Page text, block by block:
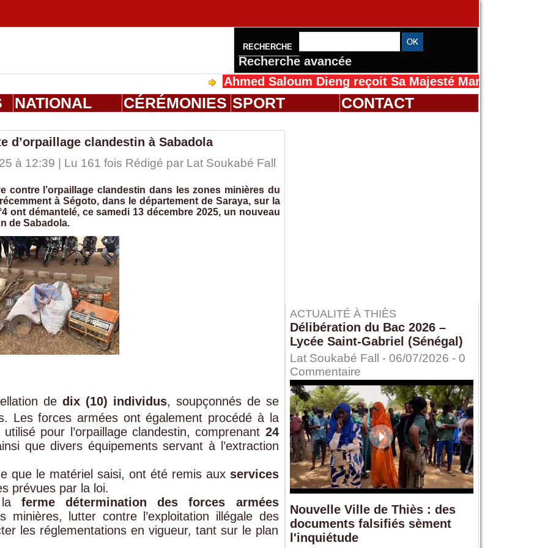
RECHERCHE
Recherche avancée
Ahmed Saloum Dieng reçoit Sa Majesté Mansah Cissé au
NATIONAL CÉRÉMONIES SPORT CONTACT
d’orpaillage clandestin à Sabadola
à 12:39 | Lu 161 fois Rédigé par Lat Soukabé Fall
contre l’orpaillage clandestin dans les zones minières du
à Ségoto, dans le département de Saraya, sur la
ont démantelé, ce samedi 13 décembre 2025, un nouveau
de Sabadola.
de dix (10) individus, soupçonnés de se
Les forces armées ont également procédé à la
pour l’orpaillage clandestin, comprenant 24
que divers équipements servant à l’extraction
que le matériel saisi, ont été remis aux services
prévues par la loi.
laferme détermination des forces armées
lutter contre l’exploitation illégale des
les réglementations en vigueur, tant sur le plan
ACTUALITÉ À THIÈS
Délibération du Bac 2026 –
Lycée Saint-Gabriel (Sénégal)
Lat Soukabé Fall - 06/07/2026 - 0
Commentaire
Nouvelle Ville de Thiès : des
documents falsifiés sèment
l'inquiétude